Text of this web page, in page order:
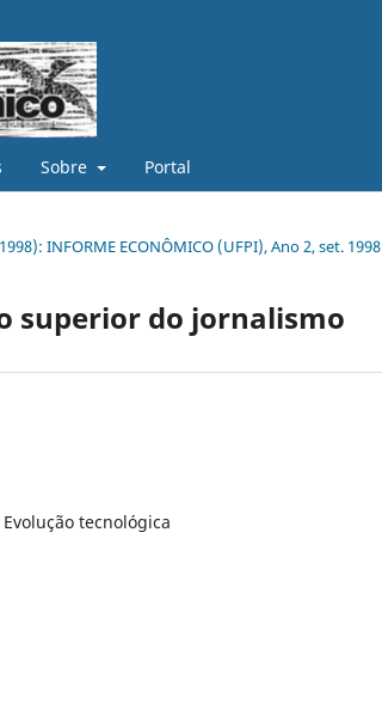
Sobre Portal
INFORME ECONÔMICO (UFPI), Ano 2, set. 1998
superior do jornalismo
tecnológica